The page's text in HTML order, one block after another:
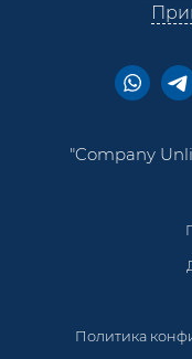
"Company
Политика